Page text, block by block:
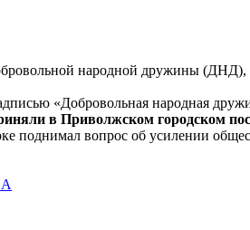
народной дружины
«Добровольная народная
в Приволжском городском
поднимал вопрос об усилении